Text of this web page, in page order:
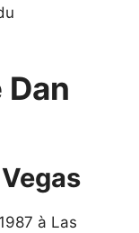
à Las